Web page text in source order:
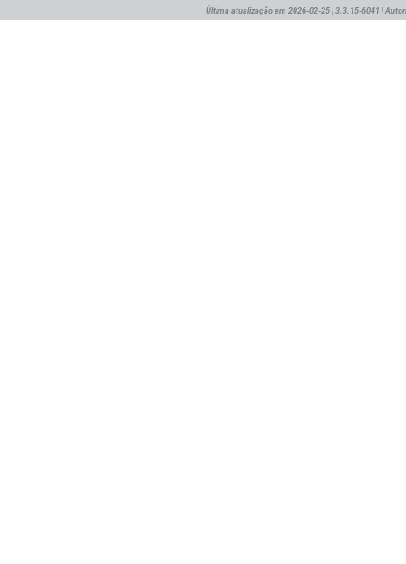
Última atualização em 2026-02-25 | 3.3.15-6041 |